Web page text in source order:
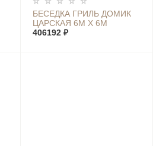
БЕСЕДКА ГРИЛЬ ДОМИК
ЦАРСКАЯ 6М Х 6М
406192 ₽